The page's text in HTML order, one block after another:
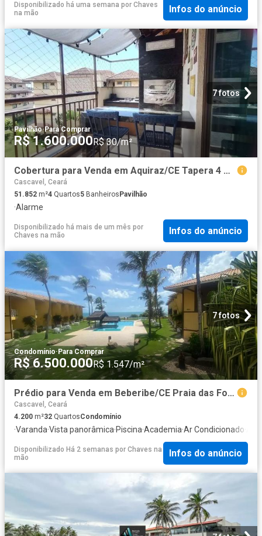
Disponibilizado há uma semana por Chaves
na mão
Infos do anúncio
7 fotos
Pavilhão· Para Comprar
R$ 1.600.000R$ 30/m²
Cobertura para Venda em Aquiraz/CE Tapera 4 Quartos
Cascavel, Ceará
51.852 m²4 Quartos5 Banheiros Pavilhão
·Alarme
Disponibilizado há mais de um mês por
Chaves na mão
Infos do anúncio
7 fotos
Condomínio·Para Comprar
R$ 6.500.000R$ 1.547/m²
Prédio para Venda em Beberibe/CE Praia das Fontes 32 Quartos
Cascavel, Ceará
4.200 m²32 QuartosCondomínio
·Varanda·Vista panorâmica·Piscina·Academia·Ar Condicionado
Disponibilizado Há 2 semanas por Chaves na
mão
Infos do anúncio